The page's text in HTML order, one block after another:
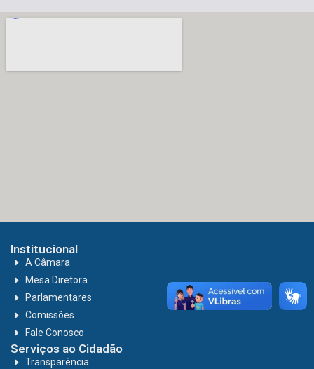
Institucional
A Câmara
Mesa Diretora
Parlamentares
Comissões
Fale Conosco
Serviços ao Cidadão
Transparência